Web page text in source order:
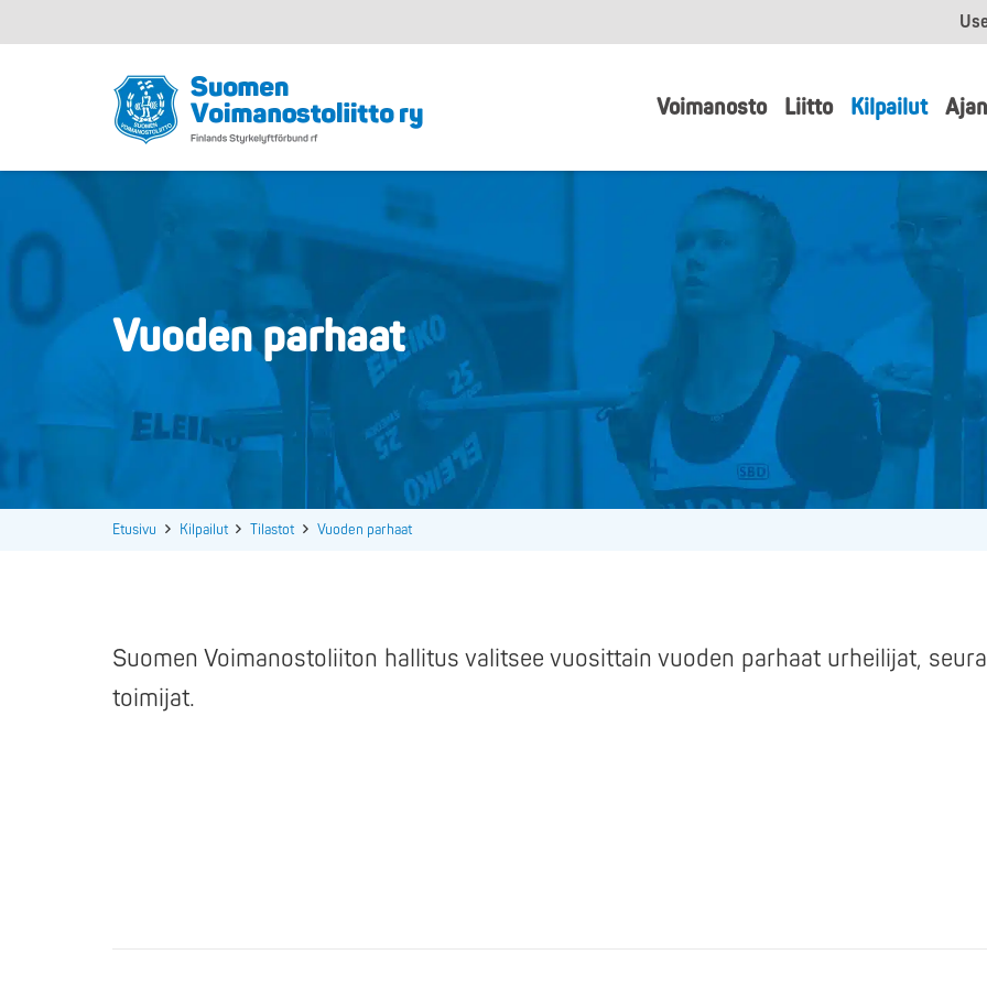
Voimanosto Liitto Kilpailut
Vuoden parhaat
Etusivu Kilpailut Tilastot Vuoden parhaat
Suomen Voimanostoliiton hallitus valitsee vuosittain vuoden parhaat urheilijat,
toimijat.